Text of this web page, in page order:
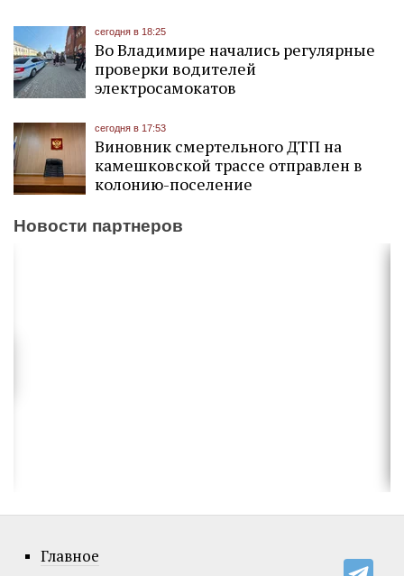
сегодня в 18:25
Во Владимире начались регулярные
проверки водителей
электросамокатов
сегодня в 17:53
Виновник смертельного ДТП на
камешковской трассе отправлен в
колонию-поселение
Новости партнеров
Главное